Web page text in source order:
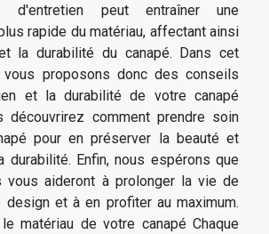
d'entretien peut entraîner une
rapide du matériau, affectant ainsi
la durabilité du canapé. Dans cet
vous proposons donc des conseils
et la durabilité de votre canapé
découvrirez comment prendre soin
pour en préserver la beauté et
durabilité. Enfin, nous espérons que
vous aideront à prolonger la vie de
design et à en profiter au maximum.
matériau de votre canapé Chaque